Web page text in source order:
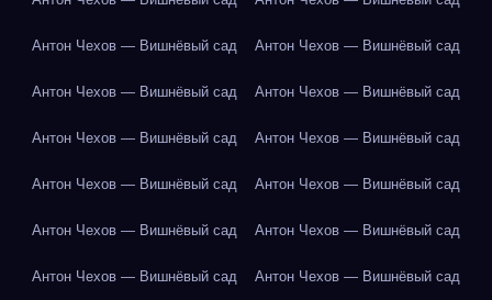
Антон Чехов — Вишнёвый сад Антон Чехов — Вишнёвый сад
Антон Чехов — Вишнёвый сад Антон Чехов — Вишнёвый сад
Антон Чехов — Вишнёвый сад Антон Чехов — Вишнёвый сад
Антон Чехов — Вишнёвый сад Антон Чехов — Вишнёвый сад
Антон Чехов — Вишнёвый сад Антон Чехов — Вишнёвый сад
Антон Чехов — Вишнёвый сад Антон Чехов — Вишнёвый сад